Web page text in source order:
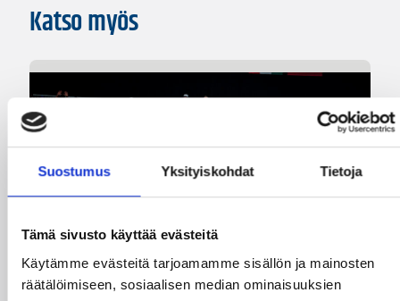
Suostumus Yksityiskohdat Tietoja
Tämä sivusto käyttää evästeitä
Käytämme evästeitä tarjoamamme sisällön ja mainosten
räätälöimiseen, sosiaalisen median ominaisuuksien
Katso myös